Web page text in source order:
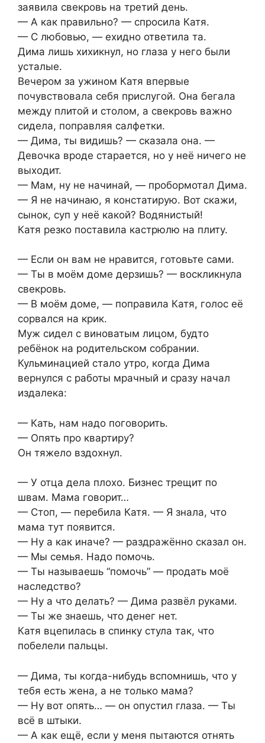
заявила свекровь на третий день.
— А как правильно? — спросила Катя.
— С любовью, — ехидно ответила та.
Дима лишь хихикнул, но глаза у него были
усталые.
Вечером за ужином Катя впервые
почувствовала себя прислугой. Она бегала
между плитой и столом, а свекровь важно
сидела, поправляя салфетки.
— Дима, ты видишь? — сказала она. —
Девочка вроде старается, но у неё ничего не
выходит.
— Мам, ну не начинай, — пробормотал Дима.
— Я не начинаю, я констатирую. Вот скажи,
сынок, суп у неё какой? Водянистый!
Катя резко поставила кастрюлю на плиту.
— Если он вам не нравится, готовьте сами.
— Ты в моём доме дерзишь? — воскликнула
свекровь.
— В моём доме, — поправила Катя, голос её
сорвался на крик.
Муж сидел с виноватым лицом, будто
ребёнок на родительском собрании.
Кульминацией стало утро, когда Дима
вернулся с работы мрачный и сразу начал
издалека:
— Кать, нам надо поговорить.
— Опять про квартиру?
Он тяжело вздохнул.
— У отца дела плохо. Бизнес трещит по
швам. Мама говорит…
— Стоп, — перебила Катя. — Я знала, что
мама тут появится.
— Ну а как иначе? — раздражённо сказал он.
— Мы семья. Надо помочь.
— Ты называешь “помочь” — продать моё
наследство?
— Ну а что делать? — Дима развёл руками.
— Ты же знаешь, что денег нет.
Катя вцепилась в спинку стула так, что
побелели пальцы.
— Дима, ты когда-нибудь вспомнишь, что у
тебя есть жена, а не только мама?
— Ну вот опять… — он опустил глаза. — Ты
всё в штыки.
— А как ещё, если у меня пытаются отнять